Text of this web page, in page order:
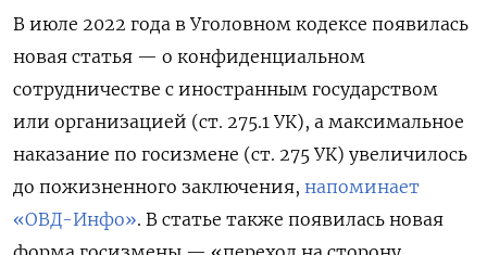
В июле 2022 года в Уголовном кодексе появилась
новая статья — о конфиденциальном
сотрудничестве с иностранным государством
или организацией (ст. 275.1 УК), а максимальное
наказание по госизмене (ст. 275 УК) увеличилось
до пожизненного заключения, напоминает
«ОВД-Инфо». В статье также появилась новая